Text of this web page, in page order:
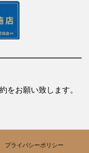
をお願い致します。
プライバシーポリシー